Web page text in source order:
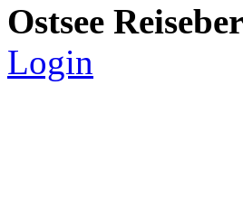
Ostsee
Login